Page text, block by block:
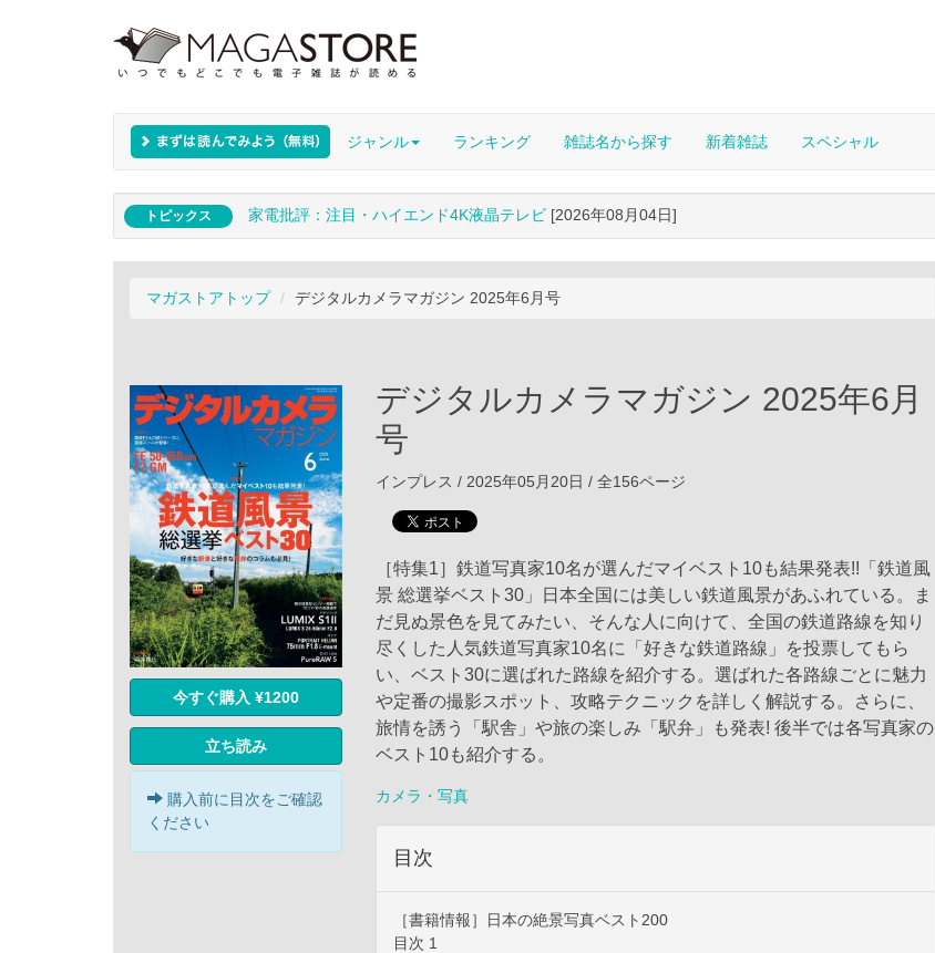
ジャンル ランキング 雑誌名から探す 新着雑誌 スペシャル
トピックス 家電批評：注目・ハイエンド4K液晶テレビ [2026年08月04日]
マガストアトップ デジタルカメラマガジン 2025年6月号
今すぐ購入 ¥1200
立ち読み
購入前に目次をご確認
ください
デジタルカメラマガジン 2025年6月
号
インプレス / 2025年05月20日 / 全156ページ
［特集1］鉄道写真家10名が選んだマイベスト10も結果発表!!「鉄道風
景 総選挙ベスト30」日本全国には美しい鉄道風景があふれている。ま
だ見ぬ景色を見てみたい、そんな人に向けて、全国の鉄道路線を知り
尽くした人気鉄道写真家10名に「好きな鉄道路線」を投票してもら
い、ベスト30に選ばれた路線を紹介する。選ばれた各路線ごとに魅力
や定番の撮影スポット、攻略テクニックを詳しく解説する。さらに、
旅情を誘う「駅舎」や旅の楽しみ「駅弁」も発表! 後半では各写真家の
ベスト10も紹介する。
カメラ・写真
目次
［書籍情報］日本の絶景写真ベスト200
目次 1